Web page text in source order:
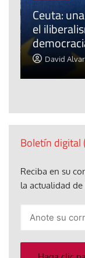
Ceuta:
el
David
Boletín digital
Reciba en su
la actualidad
electrónico